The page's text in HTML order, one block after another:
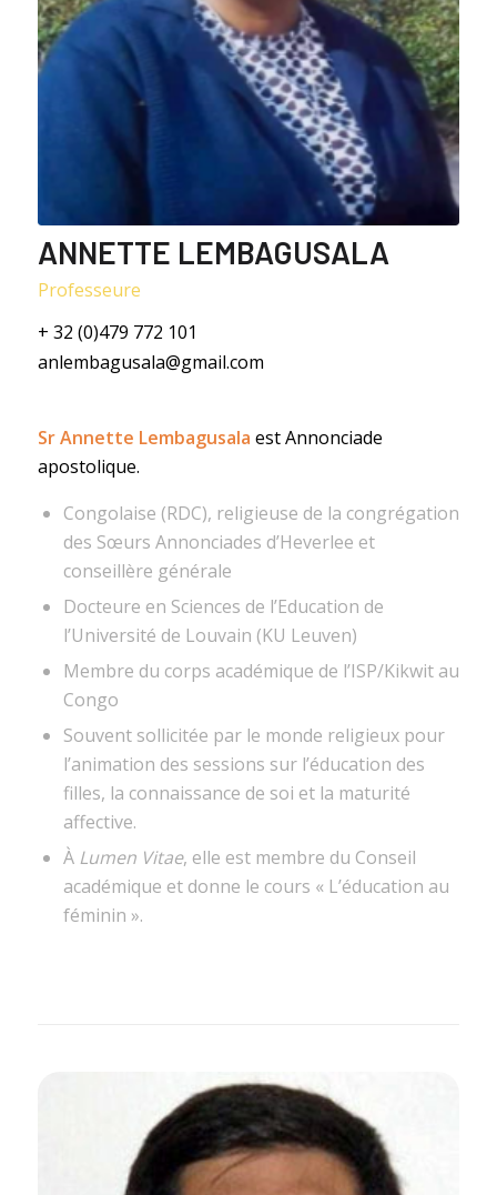
ANNETTE LEMBAGUSALA
Professeure
+ 32 (0)479 772 101
anlembagusala@gmail.com
Sr Annette Lembagusala est Annonciade
apostolique.
Congolaise (RDC), religieuse de la congrégation
des Sœurs Annonciades d’Heverlee et
conseillère générale
Docteure en Sciences de l’Education de
l’Université de Louvain (KU Leuven)
Membre du corps académique de l’ISP/Kikwit au
Congo
Souvent sollicitée par le monde religieux pour
l’animation des sessions sur l’éducation des
filles, la connaissance de soi et la maturité
affective.
À Lumen Vitae, elle est membre du Conseil
académique et donne le cours « L’éducation au
féminin ».